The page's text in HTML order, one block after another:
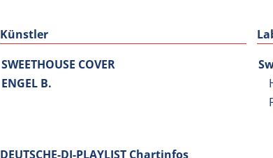
Künstler
SWEETHOUSE COVER
ENGEL B.
DEUTSCHE-DJ-PLAYLIST Chartinfos